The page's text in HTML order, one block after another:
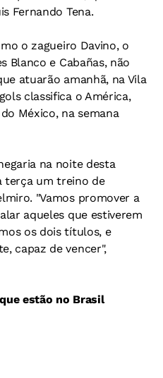
Fernando Tena.
o zagueiro Davino, o
Blanco e Cabañas, não
atuarão amanhã, na Vila
classifica o América,
México, na semana
na noite desta
terça um treino de
"Vamos promover a
aqueles que estiverem
os dois títulos, e
capaz de vencer",
estão no Brasil